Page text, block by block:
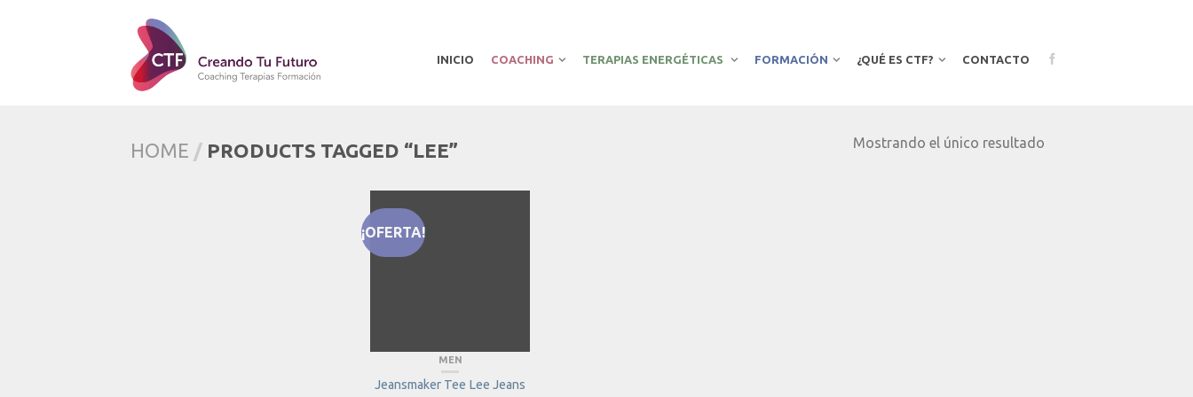
INICIO COACHING TERAPIAS ENERGÉTICAS FORMACIÓN ¿QUÉ ES CTF? CONTACTO
HOME / PRODUCTS TAGGED “LEE” Mostrando el único resultado
MEN
Jeansmaker Tee Lee Jeans
¡OFERTA!